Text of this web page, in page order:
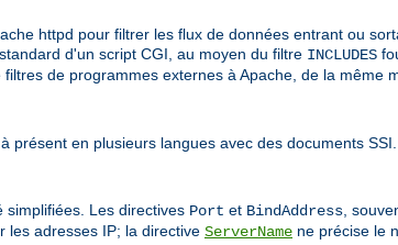
httpd pour filtrer les flux de données entrant ou
d'un script CGI, au moyen du filtre INCLUDES
de programmes externes à Apache, de la même
présent en plusieurs langues avec des documents
simplifiées. Les directives Port et BindAddress ,
les adresses IP; la directive ServerName ne précise le